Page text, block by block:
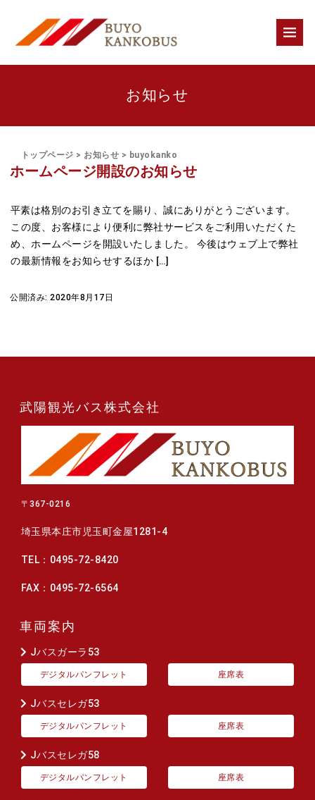
お知らせ
トップページ > お知らせ > buyokanko
ホームページ開設のお知らせ
平素は格別のお引き立てを賜り、誠にありがとうございます。
この度、お客様により便利に弊社サービスをご利用いただくた
め、ホームページを開設いたしました。 今後はウェブ上で弊社
の最新情報をお知らせするほか […]
公開済み: 2020年8月17日
武陽観光バス株式会社
〒367-0216
埼玉県本庄市児玉町金屋1281-4
TEL：0495-72-8420
FAX：0495-72-6564
車両案内
Jバスガーラ53
デジタルパンフレット 座席表
Jバスセレガ53
デジタルパンフレット 座席表
Jバスセレガ58
デジタルパンフレット 座席表